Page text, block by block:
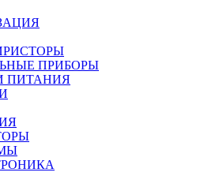
ПРИБОРЫ
ПИТАНИЯ